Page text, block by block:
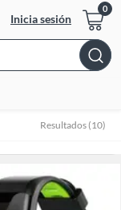
Inicia sesión
Resultados (10)